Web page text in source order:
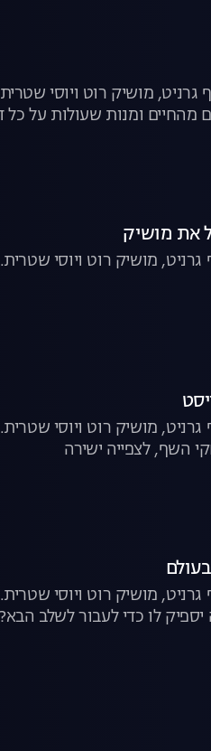
מהחיים ומנות שעולות על כל
מושיק רוט ויוסי
מושיק רוט ויוסי
השף, לצפייה ישירה
מושיק רוט ויוסי
לו כדי לעבור לשלב